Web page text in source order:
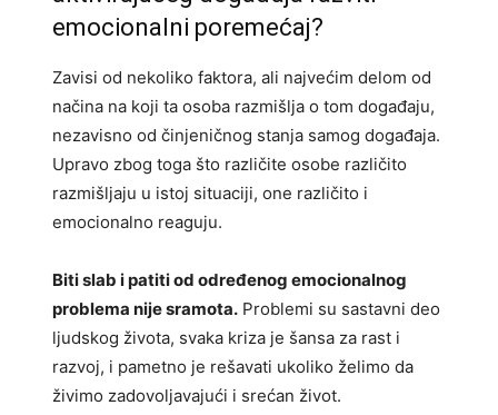
emocionalni poremećaj?
Zavisi od nekoliko faktora, ali najvećim delom od
načina na koji ta osoba razmišlja o tom događaju,
nezavisno od činjeničnog stanja samog događaja.
Upravo zbog toga što različite osobe različito
razmišljaju u istoj situaciji, one različito i
emocionalno reaguju.
Biti slab i patiti od određenog emocionalnog
problema nije sramota. Problemi su sastavni deo
ljudskog života, svaka kriza je šansa za rast i
razvoj, i pametno je rešavati ukoliko želimo da
živimo zadovoljavajući i srećan život.